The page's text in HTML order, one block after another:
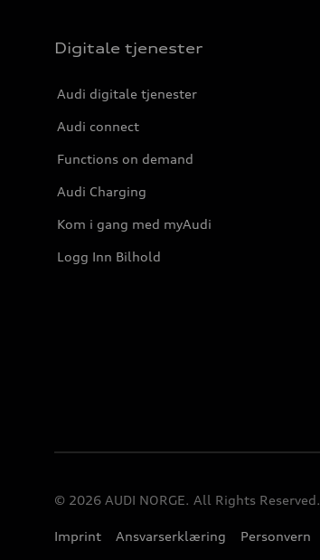
Digitale tjenester
Audi digitale tjenester
Audi connect
Functions on demand
Audi Charging
Kom i gang med myAudi
Logg Inn Bilhold
© 2026 AUDI NORGE. All Rights Reserved.
Imprint Ansvarserklæring Personvern